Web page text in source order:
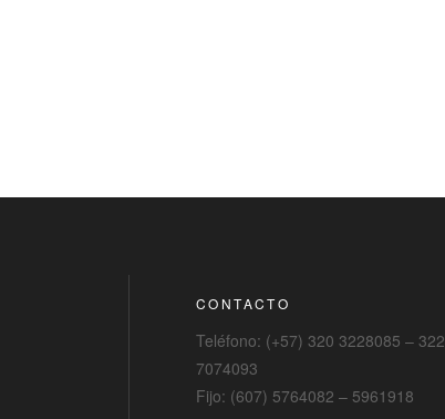
CONTACTO
Teléfono: (+57) 320 3228085 – 322
7074093
Fijo: (607) 5764082 – 5961918